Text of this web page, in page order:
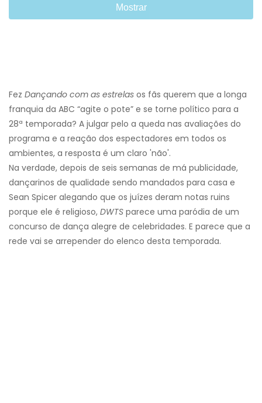
Mostrar
Fez Dançando com as estrelas os fãs querem que a longa
franquia da ABC “agite o pote” e se torne político para a
28ª temporada? A julgar pelo a queda nas avaliações do
programa e a reação dos espectadores em todos os
ambientes, a resposta é um claro 'não'.
Na verdade, depois de seis semanas de má publicidade,
dançarinos de qualidade sendo mandados para casa e
Sean Spicer alegando que os juízes deram notas ruins
porque ele é religioso, DWTS parece uma paródia de um
concurso de dança alegre de celebridades. E parece que a
rede vai se arrepender do elenco desta temporada.